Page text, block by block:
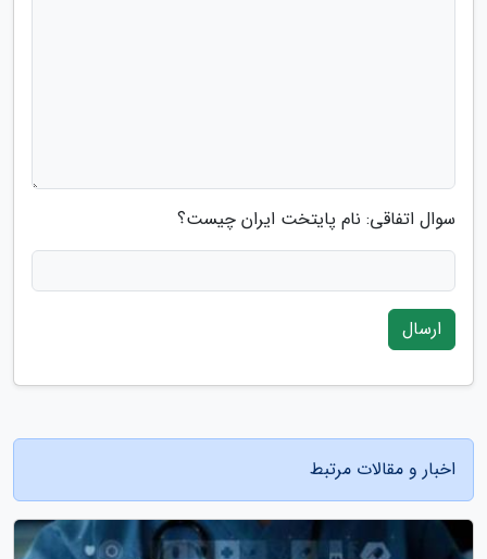
سوال اتفاقی: نام پایتخت ایران چیست؟
ارسال
اخبار و مقالات مرتبط